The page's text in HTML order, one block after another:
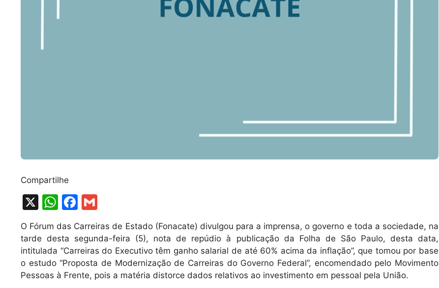
Compartilhe
X
W
h
at
s
A
p
F
a
c
e
b
o
ai
l
O Fórum das Carreiras de Estado (Fonacate) divulgou para a imprensa, o governo e toda a sociedade, na
tarde desta segunda-feira (5), nota de repúdio à publicação da Folha de São Paulo, desta data,
intitulada “Carreiras do Executivo têm ganho salarial de até 60% acima da inflação”, que tomou por base
o estudo “Proposta de Modernização de Carreiras do Governo Federal”, encomendado pelo Movimento
Pessoas à Frente, pois a matéria distorce dados relativos ao investimento em pessoal pela União.